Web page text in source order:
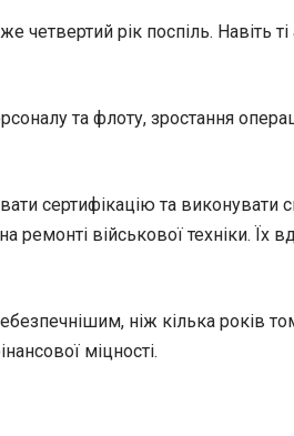
четвертий рік поспіль. Навіть
та флоту, зростання
сертифікацію та
ремонті військової техніки. Їх
ніж кілька років
міцності.